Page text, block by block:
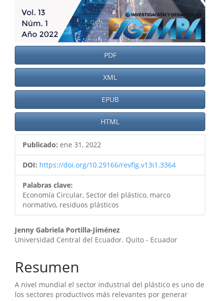
PDF
XML
EPUB
HTML
Publicado: ene 31, 2022
DOI: https://doi.org/10.29166/revfig.v13i1.3364
Palabras clave:
Economía Circular, Sector del plástico, marco
normativo, residuos plásticos
Contenido
principal
del
artículo
Jenny Gabriela Portilla-Jiménez
Universidad Central del Ecuador. Quito - Ecuador
Resumen
A nivel mundial el sector industrial del plástico es uno de
los sectores productivos más relevantes por generar